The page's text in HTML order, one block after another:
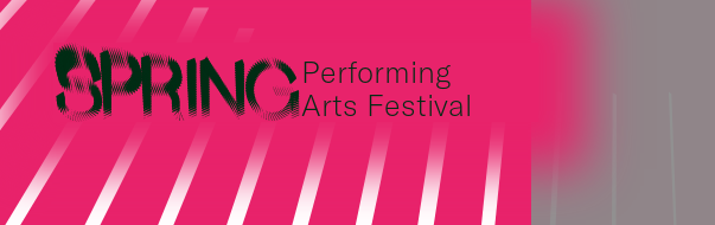
Performing
Arts Festival